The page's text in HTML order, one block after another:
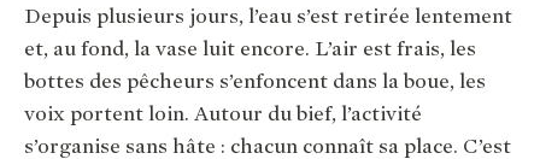
Depuis plusieurs jours, l’eau s’est retirée lentement
et, au fond, la vase luit encore. L’air est frais, les
bottes des pêcheurs s’enfoncent dans la boue, les
voix portent loin. Autour du bief, l’activité
s’organise sans hâte : chacun connaît sa place. C’est